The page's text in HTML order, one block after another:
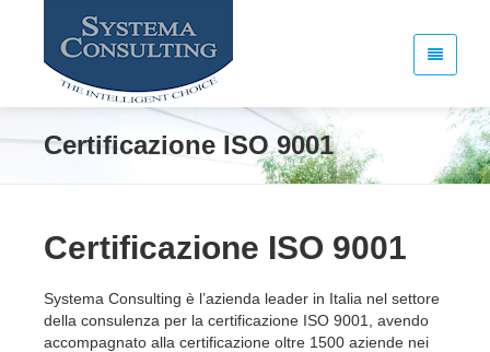
Certificazione ISO 9001
Certificazione ISO 9001
Systema Consulting è l’azienda leader in Italia nel settore
della consulenza per la certificazione ISO 9001, avendo
accompagnato alla certificazione oltre 1500 aziende nei